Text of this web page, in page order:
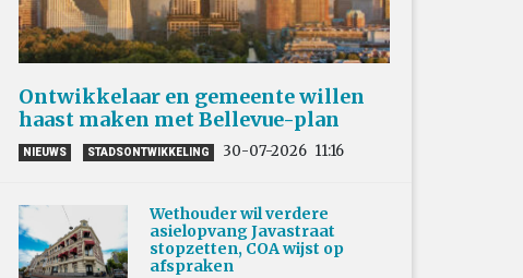
Ontwikkelaar en gemeente willen
haast maken met Bellevue-plan
NIEUWS STADSONTWIKKELING 30-07-2026 11:16
Wethouder wil verdere
asielopvang Javastraat
stopzetten, COA wijst op
afspraken